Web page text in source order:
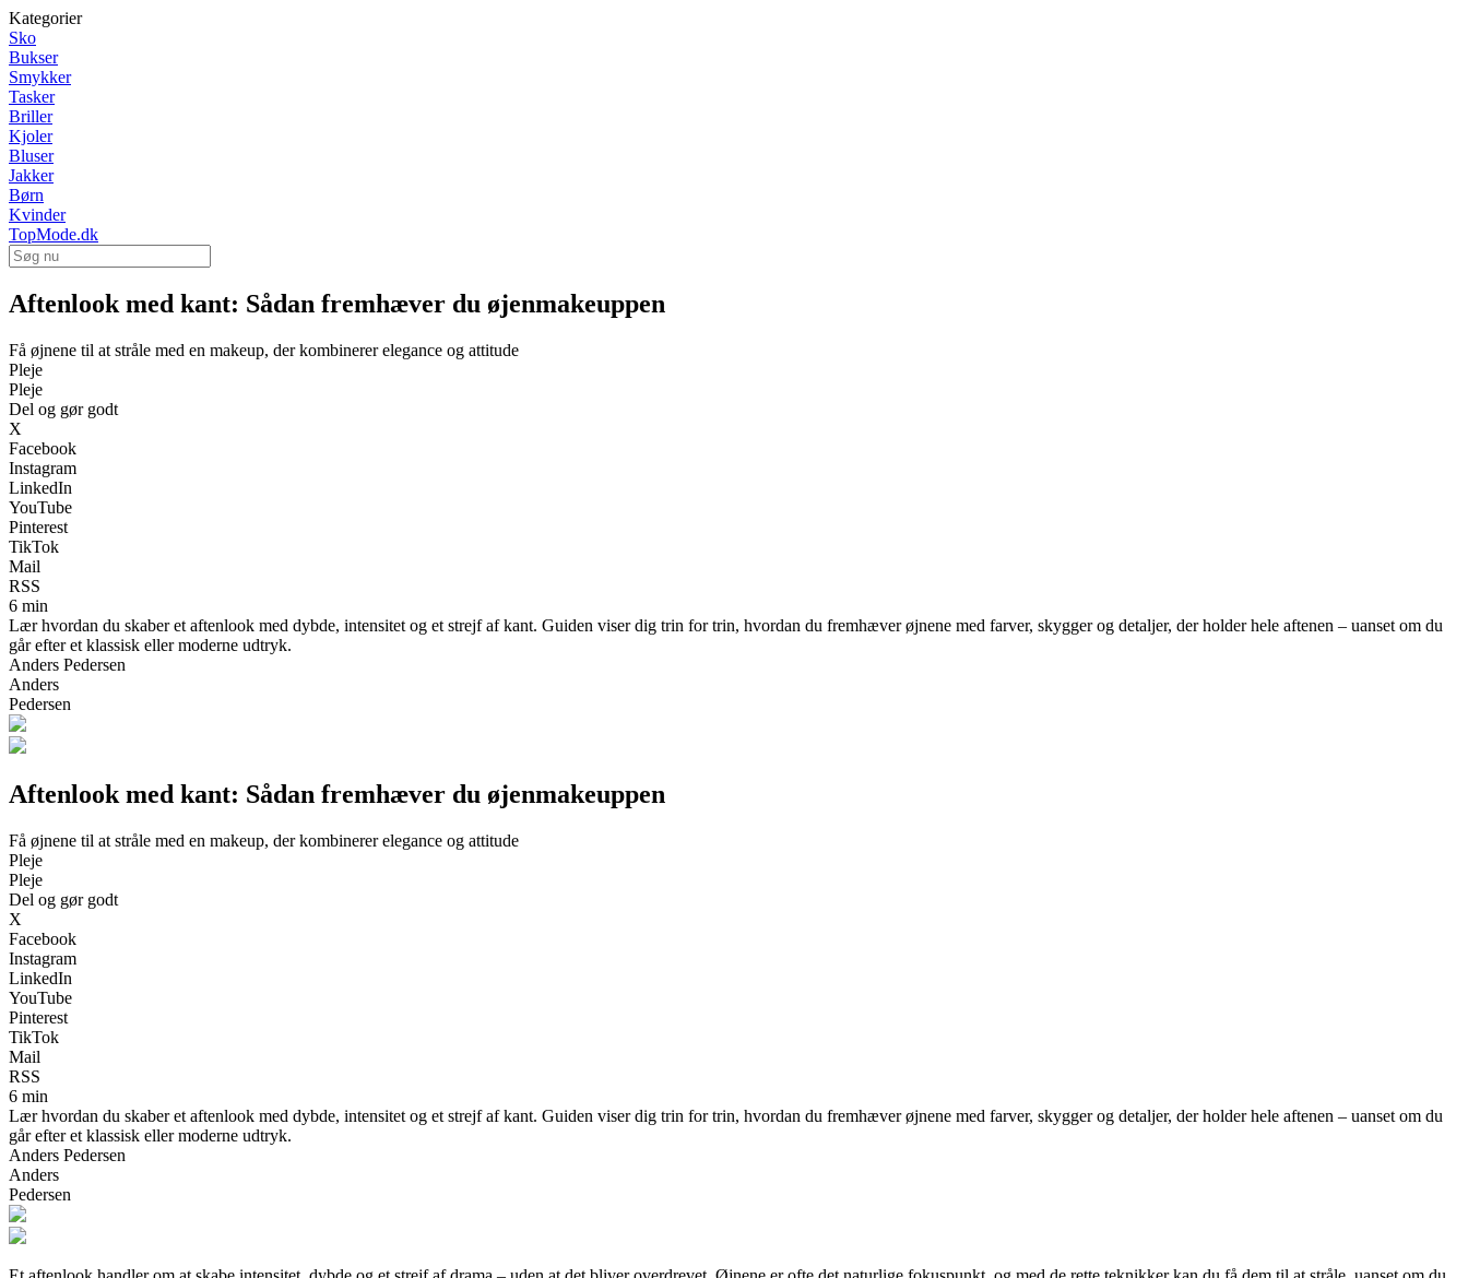
Kategorier
Sko
Bukser
Smykker
Tasker
Briller
Kjoler
Bluser
Jakker
Børn
Kvinder
TopMode.dk
Aftenlook med kant: Sådan fremhæver du øjenmakeuppen
Få øjnene til at stråle med en makeup, der kombinerer elegance og attitude
Pleje
Pleje
Del og gør godt
X
Facebook
Instagram
LinkedIn
YouTube
Pinterest
TikTok
Mail
RSS
6 min
Lær hvordan du skaber et aftenlook med dybde, intensitet og et strejf af kant. Guiden viser dig trin for trin, hvordan du fremhæver øjnene med farver, skygger og detaljer, der holder hele aftenen – uanset om du
går efter et klassisk eller moderne udtryk.
Anders Pedersen
Anders
Pedersen
Aftenlook med kant: Sådan fremhæver du øjenmakeuppen
Få øjnene til at stråle med en makeup, der kombinerer elegance og attitude
Pleje
Pleje
Del og gør godt
X
Facebook
Instagram
LinkedIn
YouTube
Pinterest
TikTok
Mail
RSS
6 min
Lær hvordan du skaber et aftenlook med dybde, intensitet og et strejf af kant. Guiden viser dig trin for trin, hvordan du fremhæver øjnene med farver, skygger og detaljer, der holder hele aftenen – uanset om du
går efter et klassisk eller moderne udtryk.
Anders Pedersen
Anders
Pedersen